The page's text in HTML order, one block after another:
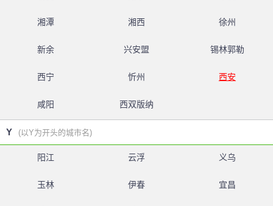
湘潭 湘西 徐州
新余 兴安盟 锡林郭勒
西宁 忻州 西安
咸阳 西双版纳
Y (以Y为开头的城市名)
阳江 云浮 义乌
玉林 伊春 宜昌